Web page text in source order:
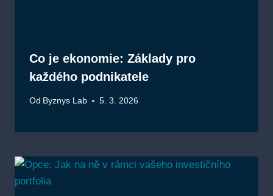
Co je ekonomie: Základy pro
každého podnikatele
Od Byznys Lab 5. 3. 2026